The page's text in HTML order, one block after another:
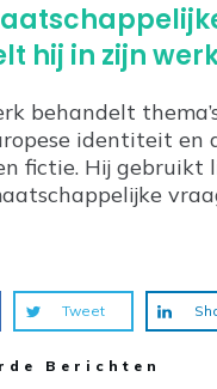
hij in zijn
behandelt
identiteit en
fictie. Hij gebruikt
Tweet
Berichten